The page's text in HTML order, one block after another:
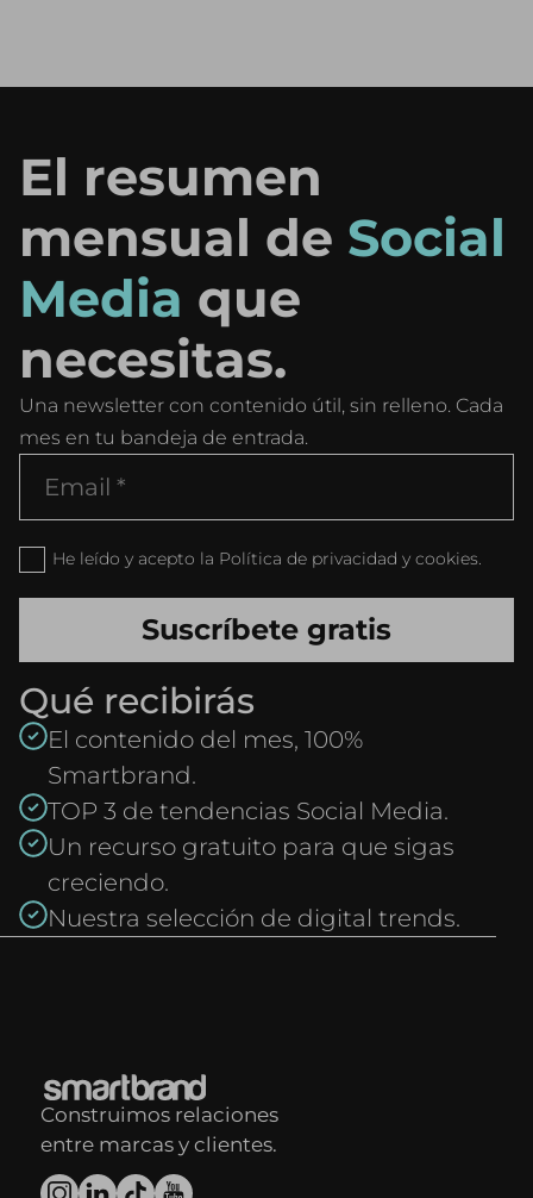
El resumen
mensual de Social
Media que
necesitas.
Una newsletter con contenido útil, sin relleno. Cada
mes en tu bandeja de entrada.
He leído y acepto la Política de privacidad y cookies.
Qué recibirás
El contenido del mes, 100%
Smartbrand.
TOP 3 de tendencias Social Media.
Un recurso gratuito para que sigas
creciendo.
Nuestra selección de digital trends.
Construimos relaciones
entre marcas y clientes.